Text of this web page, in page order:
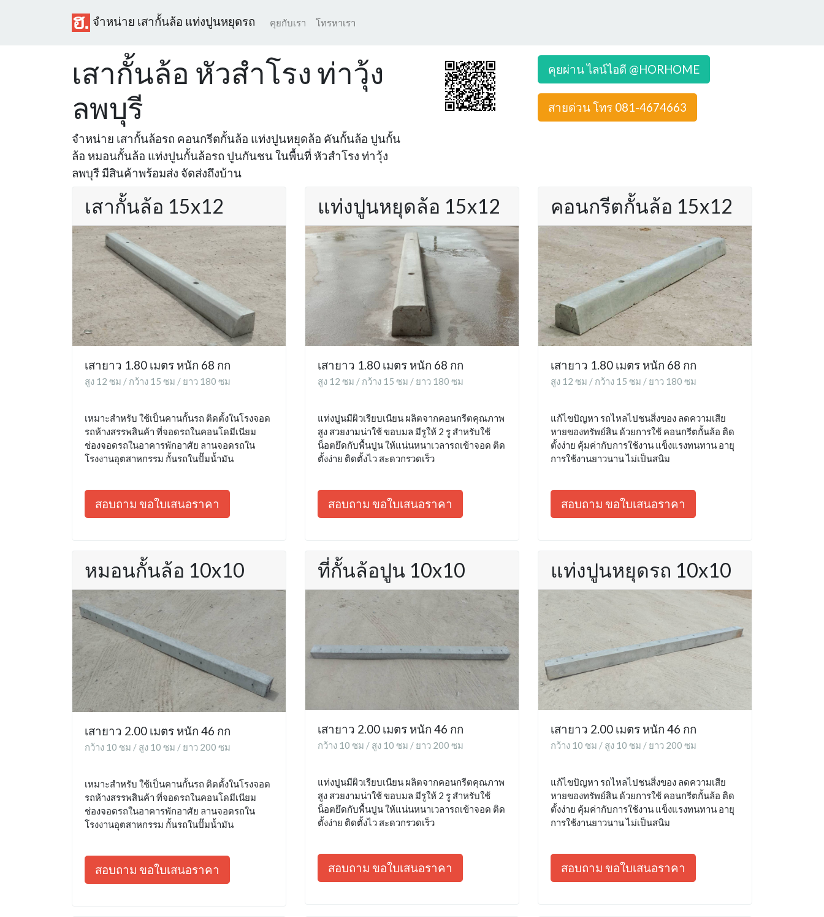
จำหน่าย เสากั้นล้อ แท่งปูนหยุดรถ คุยกับเรา โทรหาเรา
เสากั้นล้อ หัวสำโรง ท่าวุ้ง
ลพบุรี
จำหน่าย เสากั้นล้อรถ คอนกรีตกั้นล้อ แท่งปูนหยุดล้อ คันกั้นล้อ ปูนกั้น
ล้อ หมอนกั้นล้อ แท่งปูนกั้นล้อรถ ปูนกันชน ในพื้นที่ หัวสำโรง ท่าวุ้ง
ลพบุรี มีสินค้าพร้อมส่ง จัดส่งถึงบ้าน
คุยผ่าน ไลน์ไอดี @HORHOME
สายด่วน โทร 081-4674663
เสากั้นล้อ 15x12
เสายาว 1.80 เมตร หนัก 68 กก
สูง 12 ซม / กว้าง 15 ซม / ยาว 180 ซม
เหมาะสำหรับ ใช้เป็นคานกั้นรถ ติดตั้งในโรงจอด
รถห้างสรรพสินค้า ที่จอดรถในคอนโดมีเนียม
ช่องจอดรถในอาคารพักอาศัย ลานจอดรถใน
โรงงานอุตสาหกรรม กั้นรถในปั๊มน้ำมัน
สอบถาม ขอใบเสนอราคา
แท่งปูนหยุดล้อ 15x12
เสายาว 1.80 เมตร หนัก 68 กก
สูง 12 ซม / กว้าง 15 ซม / ยาว 180 ซม
แท่งปูนมีผิวเรียบเนียน ผลิตจากคอนกรีตคุณภาพ
สูง สวยงามน่าใช้ ขอบมล มีรูให้ 2 รู สำหรับใช้
น็อตยึดกับพื้นปูน ให้แน่นหนาเวลารถเข้าจอด ติด
ตั้งง่าย ติดตั้งไว สะดวกรวดเร็ว
สอบถาม ขอใบเสนอราคา
คอนกรีตกั้นล้อ 15x12
เสายาว 1.80 เมตร หนัก 68 กก
สูง 12 ซม / กว้าง 15 ซม / ยาว 180 ซม
แก้ไขปัญหา รถไหลไปชนสิ่งของ ลดความเสีย
หายของทรัพย์สิน ด้วยการใช้ คอนกรีตกั้นล้อ ติด
ตั้งง่าย คุ้มค่ากับการใช้งาน แข็งแรงทนทาน อายุ
การใช้งานยาวนาน ไม่เป็นสนิม
สอบถาม ขอใบเสนอราคา
หมอนกั้นล้อ 10x10
เสายาว 2.00 เมตร หนัก 46 กก
กว้าง 10 ซม / สูง 10 ซม / ยาว 200 ซม
เหมาะสำหรับ ใช้เป็นคานกั้นรถ ติดตั้งในโรงจอด
รถห้างสรรพสินค้า ที่จอดรถในคอนโดมีเนียม
ช่องจอดรถในอาคารพักอาศัย ลานจอดรถใน
โรงงานอุตสาหกรรม กั้นรถในปั๊มน้ำมัน
สอบถาม ขอใบเสนอราคา
ที่กั้นล้อปูน 10x10
เสายาว 2.00 เมตร หนัก 46 กก
กว้าง 10 ซม / สูง 10 ซม / ยาว 200 ซม
แท่งปูนมีผิวเรียบเนียน ผลิตจากคอนกรีตคุณภาพ
สูง สวยงามน่าใช้ ขอบมล มีรูให้ 2 รู สำหรับใช้
น็อตยึดกับพื้นปูน ให้แน่นหนาเวลารถเข้าจอด ติด
ตั้งง่าย ติดตั้งไว สะดวกรวดเร็ว
สอบถาม ขอใบเสนอราคา
แท่งปูนหยุดรถ 10x10
เสายาว 2.00 เมตร หนัก 46 กก
กว้าง 10 ซม / สูง 10 ซม / ยาว 200 ซม
แก้ไขปัญหา รถไหลไปชนสิ่งของ ลดความเสีย
หายของทรัพย์สิน ด้วยการใช้ คอนกรีตกั้นล้อ ติด
ตั้งง่าย คุ้มค่ากับการใช้งาน แข็งแรงทนทาน อายุ
การใช้งานยาวนาน ไม่เป็นสนิม
สอบถาม ขอใบเสนอราคา